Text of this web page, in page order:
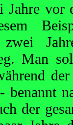
Jahre vor
zwei
Man
benannt
der